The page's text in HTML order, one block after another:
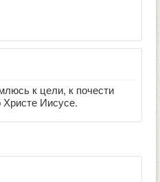
к цели, к почести
Иисусе.